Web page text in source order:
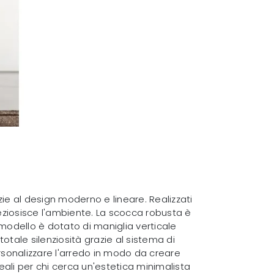
al design moderno e lineare. Realizzati
l'ambiente. La scocca robusta è
è dotato di maniglia verticale
silenziosità grazie al sistema di
l'arredo in modo da creare
per chi cerca un'estetica minimalista